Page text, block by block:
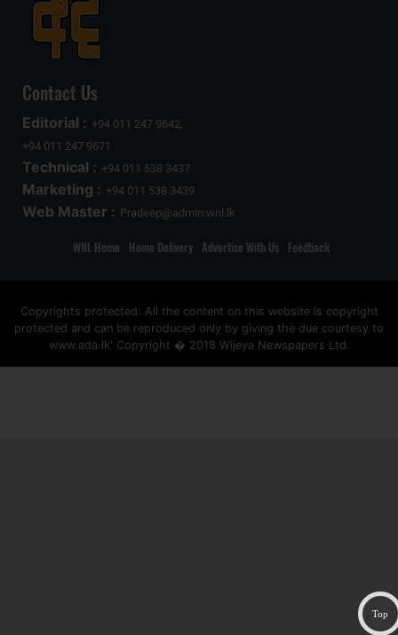
Top
Contact Us
Editorial : +94 011 247 9642,
+94 011 247 9671
Technical : +94 011 538 3437
Marketing : +94 011 538 3439
Web Master : Pradeep@admin.wnl.lk
WNL Home Home Delivery Advertise With Us Feedback
Copyrights protected: All the content on this website is copyright
protected and can be reproduced only by giving the due courtesy to
www.ada.lk' Copyright � 2018 Wijeya Newspapers Ltd.